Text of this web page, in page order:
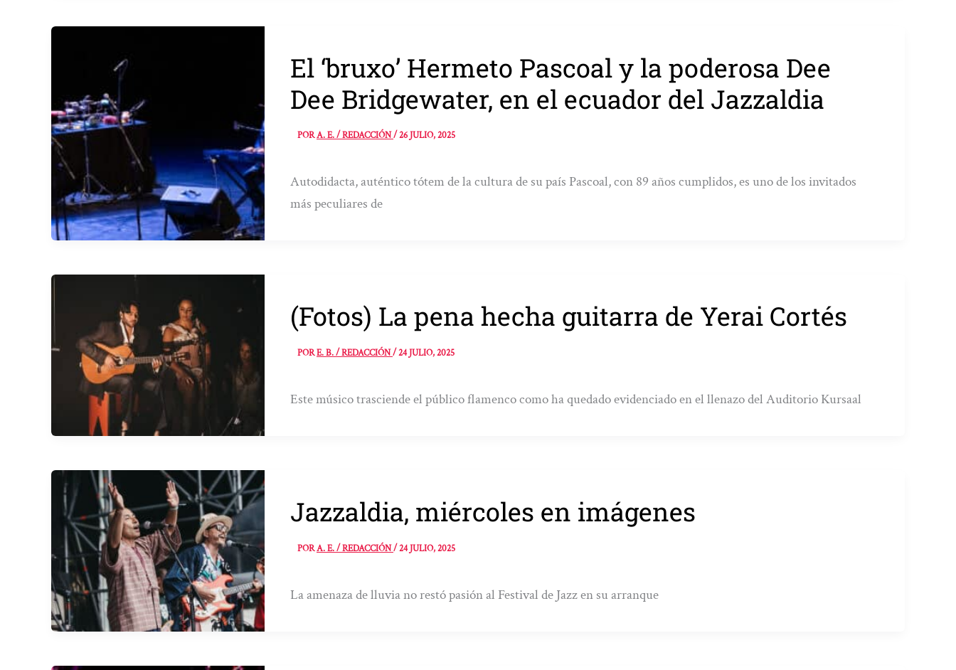
El ‘bruxo’ Hermeto Pascoal y la poderosa Dee
Dee Bridgewater, en el ecuador del Jazzaldia
PORA. E. / REDACCIÓN/26 JULIO, 2025
Autodidacta, auténtico tótem de la cultura de su país Pascoal, con 89 años cumplidos, es uno de los invitados
más peculiares de
(Fotos) La pena hecha guitarra de Yerai Cortés
PORE. B. / REDACCIÓN/24 JULIO, 2025
Este músico trasciende el público flamenco como ha quedado evidenciado en el llenazo del Auditorio Kursaal
Jazzaldia, miércoles en imágenes
PORA. E. / REDACCIÓN/24 JULIO, 2025
La amenaza de lluvia no restó pasión al Festival de Jazz en su arranque